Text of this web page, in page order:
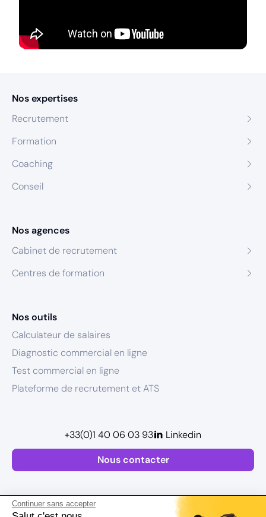
Continuer sans accepter
Nos expertises
Recrutement
Formation
Coaching
Conseil
Nos agences
Cabinet de recrutement
Centres de formation
Nos outils
Calculateur de salaires
Diagnostic commercial en ligne
Test commercial en ligne
Plateforme de recrutement et ATS
Nous contacter
+33(0)1 40 06 03 93 Linkedin